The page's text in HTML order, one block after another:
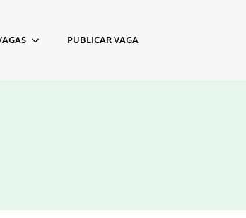
PUBLICAR VAGA